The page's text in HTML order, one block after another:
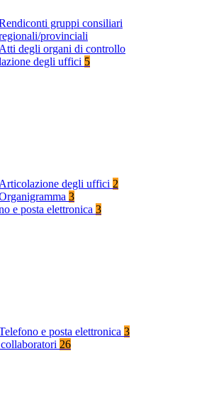
gruppi consiliari
provinciali
Atti degli organi di controllo
degli uffici 5
Articolazione degli uffici 2
3
e posta elettronica 3
e posta elettronica 3
26